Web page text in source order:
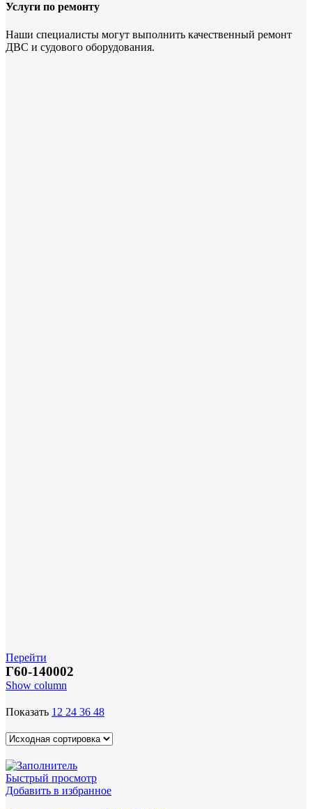
Услуги по ремонту
Наши специалисты могут выполнить качественный ремонт
ДВС и судового оборудования.
Перейти
Г60-140002
Show column
Показать 12 24 36 48
Быстрый просмотр
Добавить в избранное